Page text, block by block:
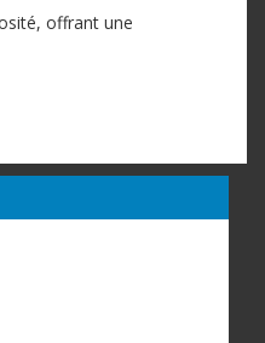
offrant une